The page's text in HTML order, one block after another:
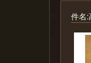
件名: